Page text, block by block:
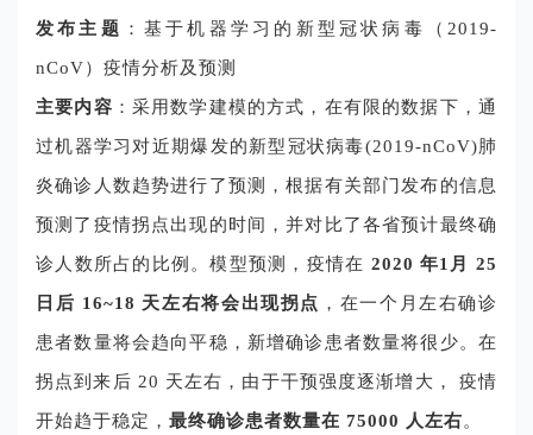
发布主题 ：基于机器学习的新型冠状病毒（2019-
nCoV）疫情分析及预测
主要内容 ： 采用数学建模的方式，在有限的数据下，通
过机器学习对近期爆发的新型冠状病毒(2019-nCoV)肺
炎确诊人数趋势进行了预测，根据有关部门发布的信息
预测了疫情拐点出现的时间，并对比了各省预计最终确
诊人数所占的比例。模型预测，疫情在 2020 年1月 25
日后 16~18 天左右将会出现拐点 ，在一个月左右确诊
患者数量将会趋向平稳，新增确诊患者数量将很少。在
拐点到来后 20 天左右，由于干预强度逐渐增大， 疫情
开始趋于稳定， 最终确诊患者数量在 75000 人左右。